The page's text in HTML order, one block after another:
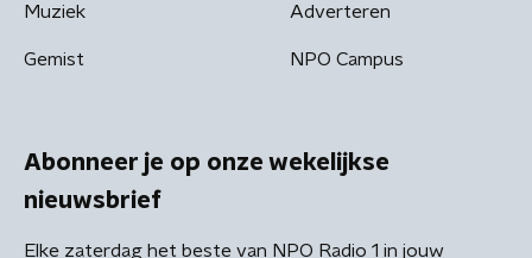
Muziek
Gemist
Adverteren
NPO Campus
Abonneer je op onze wekelijkse
nieuwsbrief
Elke zaterdag het beste van NPO Radio 1 in jouw